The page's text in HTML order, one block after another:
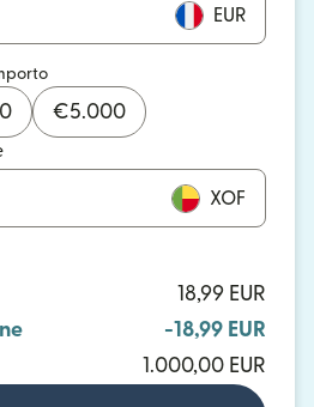
EUR
€5.000
XOF
18,99 EUR
-18,99 EUR
1.000,00 EUR